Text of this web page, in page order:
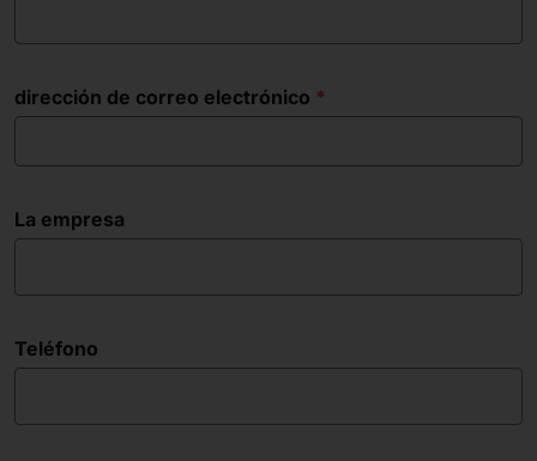
dirección de correo electrónico
La empresa
Teléfono